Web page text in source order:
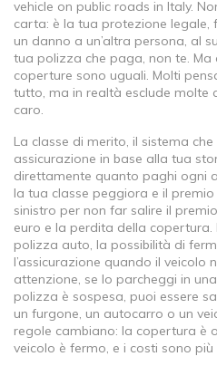
vehicle on public roads in Italy.
carta: è la tua protezione legale,
un danno a un’altra persona, al
tua polizza che paga, non te.
coperture sono uguali. Molti
tutto, ma in realtà esclude molte
caro.
La classe di merito, il sistema
assicurazione in base alla tua
direttamente quanto paghi ogni
la tua classe peggiora e il
sinistro per non far salire il
euro e la perdita della copertura.
polizza auto, la possibilità di
l’assicurazione quando il veicolo
attenzione, se lo parcheggi in
polizza è sospesa, puoi essere
un furgone, un autocarro o un
regole cambiano: la copertura è
veicolo è fermo, e i costi sono